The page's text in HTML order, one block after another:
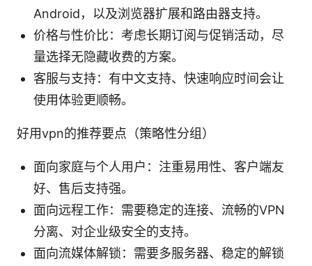
Android，以及浏览器扩展和路由器支持。
价格与性价比：考虑长期订阅与促销活动，尽
量选择无隐藏收费的方案。
客服与支持：有中文支持、快速响应时间会让
使用体验更顺畅。
好用vpn的推荐要点（策略性分组）
面向家庭与个人用户：注重易用性、客户端友
好、售后支持强。
面向远程工作：需要稳定的连接、流畅的VPN
分离、对企业级安全的支持。
面向流媒体解锁：需要多服务器、稳定的解锁